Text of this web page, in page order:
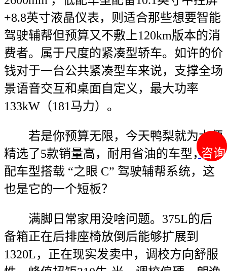
咨询
咨询
+8.8英寸液晶仪表，则适合那些想要智能
驾驶辅帮但预算又不敷上120km版本的消
费者。属于尺度的紧凑型轿车。如许的价
钱对于一台公共紧凑型车来说，支撑全场
景语音交互和桌面自定义，最大功率
133kW（181马力）。
若是你预算无限，今天鸭梨就为大师
精选了5款销量高，耐用省油的车型，高
配车型搭载 “之眼 C” 驾驶辅帮系统，这
也是它的一个短板？
满脚日常家用没啥问题。375L的后
备箱正在后排座椅放倒后能够扩展到
1320L，正在现实发卖中，调校方向舒服